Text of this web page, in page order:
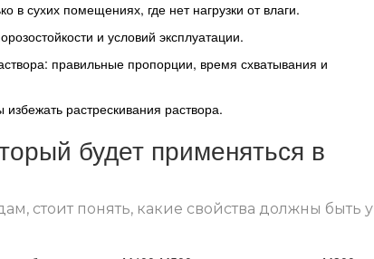
в сухих помещениях, где нет нагрузки от влаги.
и условий эксплуатации.
правильные пропорции, время схватывания и
растрескивания раствора.
будет применяться в
стоит понять, какие свойства должны быть у